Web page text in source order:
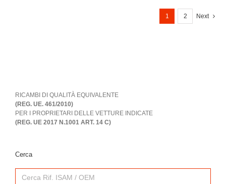
1 2 Next
RICAMBI DI QUALITÀ EQUIVALENTE
(REG. UE. 461/2010)
PER I PROPRIETARI DELLE VETTURE INDICATE
(REG. UE 2017 N.1001 ART. 14 C)
Cerca
Search
for: